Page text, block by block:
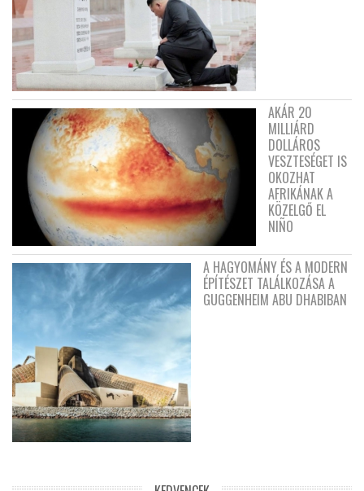
AKÁR 20
MILLIÁRD
DOLLÁROS
VESZTESÉGET IS
OKOZHAT
AFRIKÁNAK A
KÖZELGŐ EL
NIÑO
A HAGYOMÁNY ÉS A MODERN
ÉPÍTÉSZET TALÁLKOZÁSA A
GUGGENHEIM ABU DHABIBAN